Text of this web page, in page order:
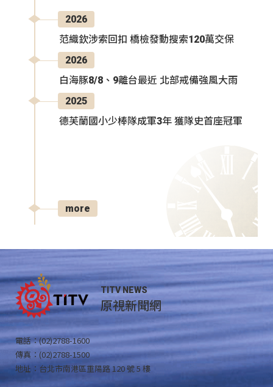
2026
范織欽涉索回扣 橋檢發動搜索120萬交保
2026
白海豚8/8、9離台最近 北部戒備強風大雨
2025
德芙蘭國小少棒隊成軍3年 獲隊史首座冠軍
more
TITV NEWS
原視新聞網
電話：(02)2788-1600
傳真：(02)2788-1500
地址：台北市南港區重陽路 120 號 5 樓